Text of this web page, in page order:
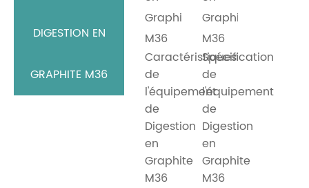
DIGESTION EN
GRAPHITE M36
Caractéristiques
de
l'équipement
de
Digestion
en
Graphite
M36
Spécification
de
l'équipement
de
Digestion
en
Graphite
M36